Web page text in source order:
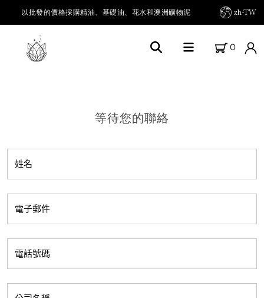
以批發的價格採購精油、基礎油、花水和澳洲礦物泥 zh-TW
0
關於FARM FRESH OILS
我們的產品
精油及其他
載體油 / 基底油
草本油
等待您的聯絡